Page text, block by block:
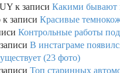
к записи Какими бывают
к записи Красивые
Контрольные работы
В инстаграме
(23 фото)
Топ старинных